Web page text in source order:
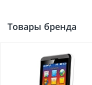
Товары бренда